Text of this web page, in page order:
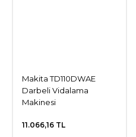
Makita TD110DWAE
Darbeli Vidalama
Makinesi
11.066,16 TL